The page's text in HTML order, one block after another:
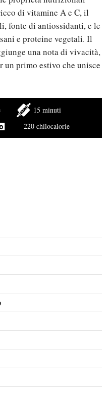
di vitamine A e C, il
fonte di antiossidanti, e le
e proteine vegetali. Il
una nota di vivacità,
primo estivo che unisce
15 minuti
220 chilocalorie